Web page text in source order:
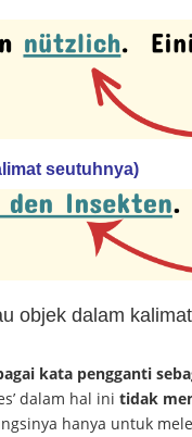
seutuhnya)
objek dalam kalimat
kata pengganti
dalam hal initidak
hanya untuk